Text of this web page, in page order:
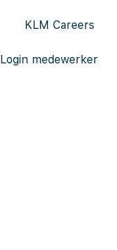
KLM Careers
Login medewerker